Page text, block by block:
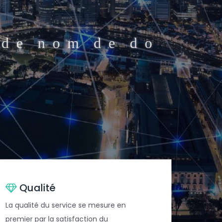
d e n o m d e d o
i l p r o . .
Qualité
La qualité du service se mesure en
premier par la satisfaction du